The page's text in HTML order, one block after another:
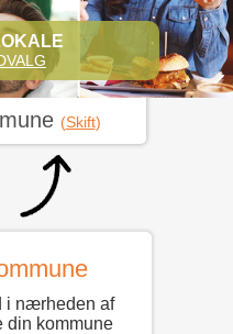
(Skift)
i nærheden af
kommune